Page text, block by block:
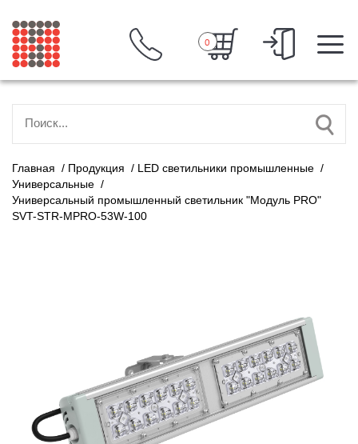
0
Главная / Продукция / LED светильники промышленные /
Универсальные /
Универсальный промышленный светильник "Модуль PRO"
SVT-STR-MPRO-53W-100